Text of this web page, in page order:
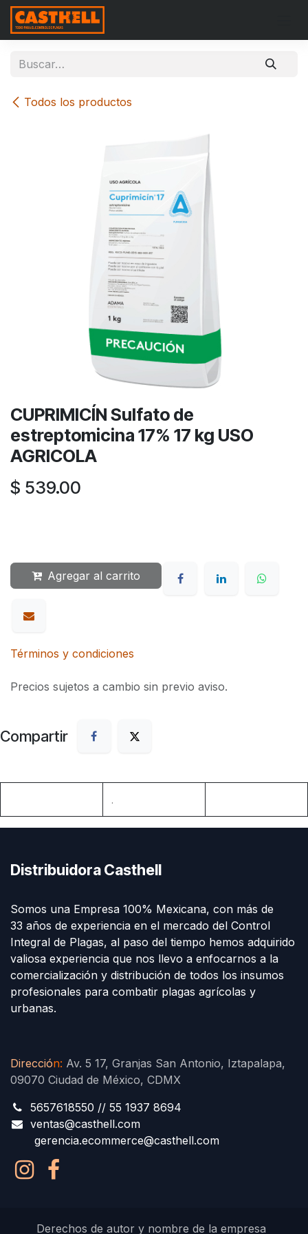
Ir al contenido
Todos los productos
CUPRIMICÍN Sulfato de
estreptomicina 17% 17 kg USO
AGRICOLA
$ 539.00
Agregar al carrito
Términos y condiciones
Precios sujetos a cambio sin previo aviso.
Compartir
.
Distribuidora Casthell
Somos una Empresa 100% Mexicana, con más de
33 años de experiencia en el mercado del Control
Integral de Plagas, al paso del tiempo hemos adquirido
valiosa experiencia que nos llevo a enfocarnos a la
comercialización y distribución de todos los insumos
profesionales para combatir plagas agrícolas y
urbanas.
Dirección: Av. 5 17, Granjas San Antonio, Iztapalapa,
09070 Ciudad de México, CDMX
5657618550 // 55 1937 8694
ventas@casthell.com
gerencia.ecommerce@casthell.com
Derechos de autor y nombre de la empresa